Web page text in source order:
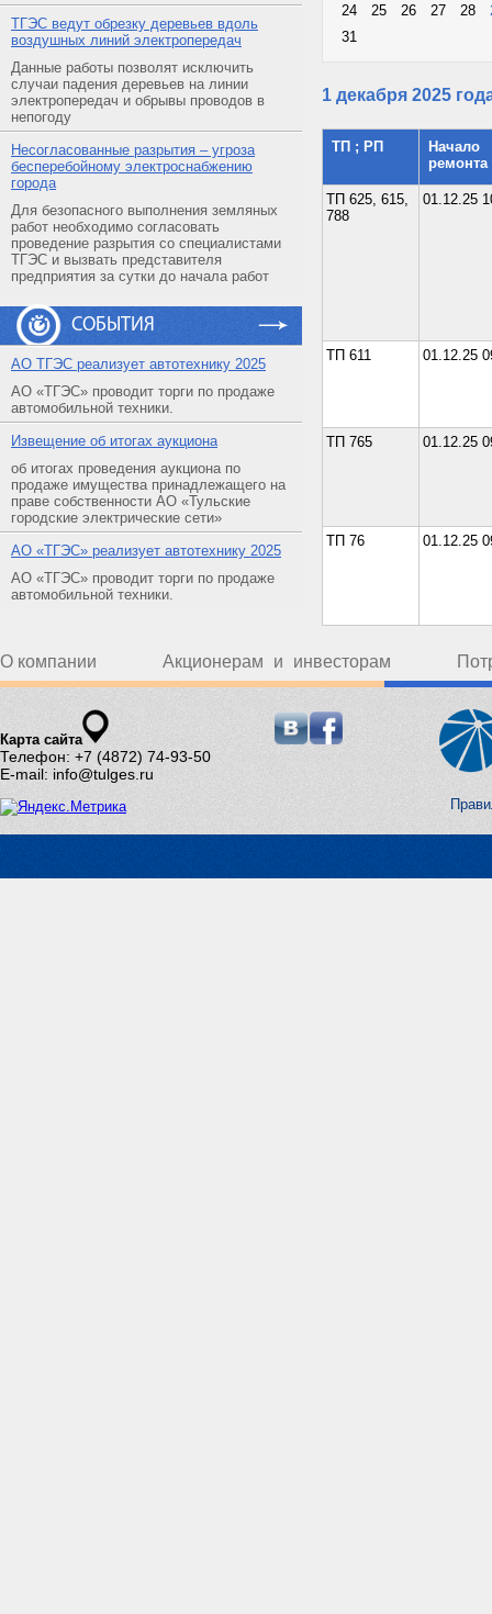
ТГЭС ведут обрезку деревьев вдоль
воздушных линий электропередач
Данные работы позволят исключить
случаи падения деревьев на линии
электропередач и обрывы проводов в
непогоду
Несогласованные разрытия – угроза
бесперебойному электроснабжению
города
Для безопасного выполнения земляных
работ необходимо согласовать
проведение разрытия со специалистами
ТГЭС и вызвать представителя
предприятия за сутки до начала работ
СОБЫТИЯ
АO ТГЭС реализует автотехнику 2025
АО «ТГЭС» проводит торги по продаже
автомобильной техники.
Извещение об итогах аукциона
об итогах проведения аукциона по
продаже имущества принадлежащего на
праве собственности АО «Тульские
городские электрические сети»
АO «ТГЭС» реализует автотехнику 2025
АО «ТГЭС» проводит торги по продаже
автомобильной техники.
24
25 26 27 28
31
1 декабря 2025
ТП ; РП
Начало
ремонта
ТП 625, 615,
788
01.12.25
ТП 611 01.12.25
ТП 765 01.12.25
ТП 76 01.12.25
О компании Акционерам и инвесторам
Карта сайта
Телефон: +7 (4872) 74-93-50
E-mail: info@tulges.ru